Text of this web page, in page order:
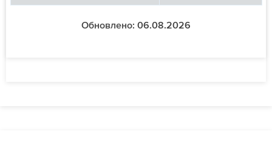
Обновлено: 06.08.2026